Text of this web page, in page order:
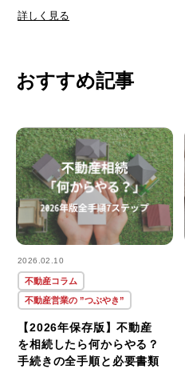
詳しく見る
おすすめ記事
2026.02.10
不動産コラム
不動産営業の ”つぶやき”
【2026年保存版】不動産
を相続したら何からやる？
手続きの全手順と必要書類